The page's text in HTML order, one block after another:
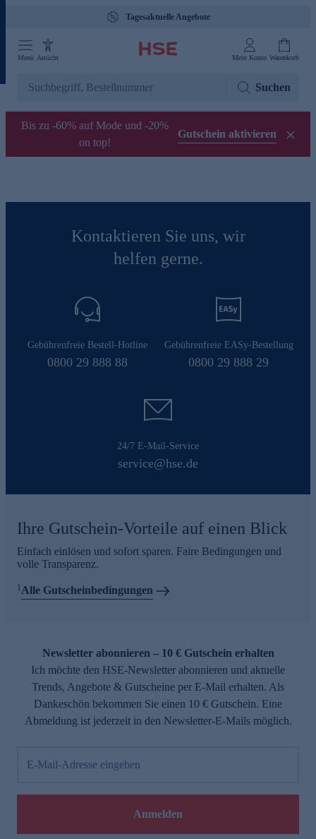
Tagesaktuelle Angebote
Menü Ansicht Mein Konto Warenkorb
Suchen
Bis zu -60% auf Mode und -20%
on top!
Gutschein aktivieren
Kontaktieren Sie uns, wir
helfen gerne.
Gebührenfreie Bestell-Hotline
0800 29 888 88
Gebührenfreie EASy-Bestellung
0800 29 888 29
24/7 E-Mail-Service
service@hse.de
Ihre Gutschein-Vorteile auf einen Blick
Einfach einlösen und sofort sparen. Faire Bedingungen und
volle Transparenz.
1Alle Gutscheinbedingungen
Newsletter abonnieren – 10 € Gutschein erhalten
Ich möchte den HSE-Newsletter abonnieren und aktuelle
Trends, Angebote & Gutscheine per E-Mail erhalten. Als
Dankeschön bekommen Sie einen 10 € Gutschein. Eine
Abmeldung ist jederzeit in den Newsletter-E-Mails möglich.
E-Mail-Adresse eingeben
Anmelden